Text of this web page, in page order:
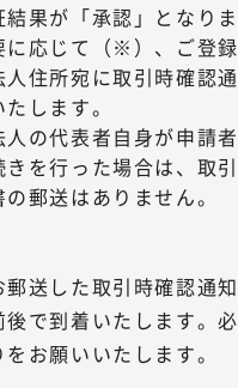
結果が「承認」となりま
に応じて（※）、ご登
人住所宛に取引時確認
します。
の代表者自身が申請
きを行った場合は、取
郵送はありません。
郵送した取引時確認通
後で到着いたします。
お願いいたします。